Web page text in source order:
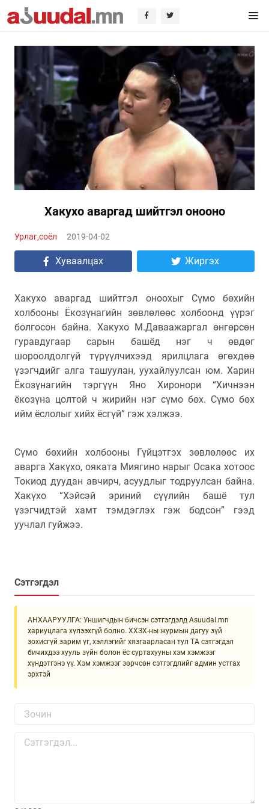
Хакухо аваргад шийтгэл онооно
Урлаг,соёл 2019-04-02
Хуваалцах Жиргэх
Хакухо аваргад шийтгэл оноохыг Сүмо бөхийн
холбооны Ёкозүнагийн зөвлөлөөс холбоонд үүрэг
болгосон байна. Хакухо М.Даваажаргал өнгөрсөн
гуравдугаар сарын башёд нэг ч өвдөг
шороолдолгүй түрүүлчихээд ярилцлага өгөхдөө
үзэгчдийг алга ташуулан, уухайлуулсан юм. Харин
Ёкозүнагийн тэргүүн Яно Хиронори “Хичнээн
ёкозүна цолтой ч жирийн нэг сүмо бөх. Сүмо бөх
ийм ёслолыг хийх ёсгүй” гэж хэлжээ.
Сүмо бөхийн холбооны Гүйцэтгэх зөвлөлөөс их
аварга Хакүхо, ояката Миягино нарыг Осака хотоос
Токиод дуудан авчирч, асуудлыг тодруулсан байна.
Хакүхо “Хэйсэй эриний сүүлийн башё тул
үзэгчидтэй хамт тэмдэглэх гэж бодсон” гээд
уучлал гуйжээ.
Сэтгэгдэл
АНХААРУУЛГА: Уншигчдын бичсэн сэтгэгдэлд Asuudal.mn
хариуцлага хүлээхгүй болно. ХХЗХ-ны журмын дагуу зүй
зохисгүй зарим үг, хэллэгийг хязгаарласан тул ТА сэтгэгдэл
бичихдээ хууль зүйн болон ёс суртахууны хэм хэмжээг
хүндэтгэнэ үү. Хэм хэмжээг зөрчсөн сэтгэгдлийг админ устгах
эрхтэй